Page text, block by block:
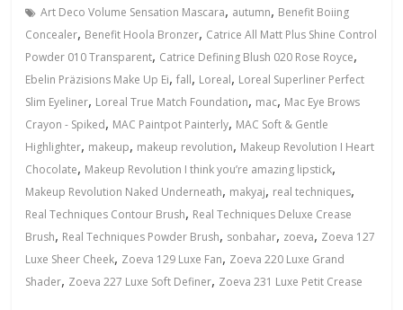
Art Deco Volume Sensation Mascara, autumn, Benefit Boiing
Concealer, Benefit Hoola Bronzer, Catrice All Matt Plus Shine Control
Powder 010 Transparent, Catrice Defining Blush 020 Rose Royce,
Ebelin Präzisions Make Up Ei,fall, Loreal, Loreal Superliner Perfect
Slim Eyeliner, Loreal True Match Foundation, mac, Mac Eye Brows
Crayon - Spiked, MAC Paintpot Painterly, MAC Soft & Gentle
Highlighter, makeup, makeup revolution, Makeup Revolution I Heart
Chocolate, Makeup Revolution I think you’re amazing lipstick,
Makeup Revolution Naked Underneath, makyaj, real techniques,
Real Techniques Contour Brush, Real Techniques Deluxe Crease
Brush, Real Techniques Powder Brush, sonbahar, zoeva, Zoeva 127
Luxe Sheer Cheek, Zoeva 129 Luxe Fan, Zoeva 220 Luxe Grand
Shader, Zoeva 227 Luxe Soft Definer, Zoeva 231 Luxe Petit Crease